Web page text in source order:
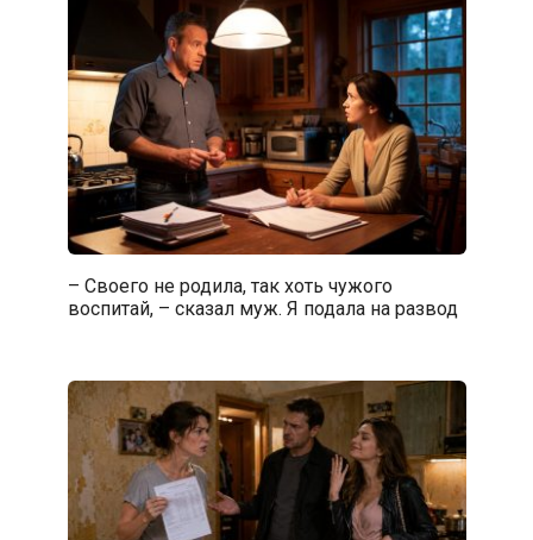
– Своего не родила, так хоть чужого
воспитай, – сказал муж. Я подала на развод